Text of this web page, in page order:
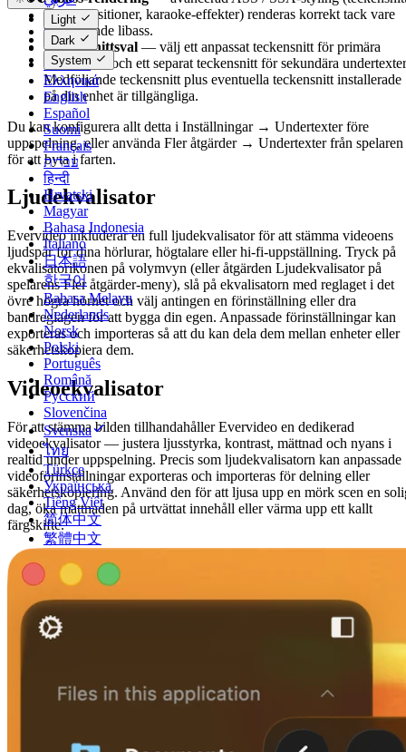
Català
Čeština
Dansk
Deutsch
Ελληνικά
English
Español
Suomi
Français
עברית
हिन्दी
Hrvatski
Magyar
Bahasa Indonesia
Italiano
日本語
한국어
Bahasa Melayu
Nederlands
Norsk
Polski
Português
Română
Русский
Slovenčina
Svenska
ไทย
Türkçe
Українська
Tiếng Việt
简体中文
繁體中文
Light
Dark
System
färger, positioner, karaoke-effekter) renderas korrekt tack vare
medföljande libass.
Teckensnittsval — välj ett anpassat teckensnitt för primära
undertexter och ett separat teckensnitt för sekundära
Medföljande teckensnitt plus eventuella teckensnitt installerade
på din enhet är tillgängliga.
Du kan konfigurera allt detta i Inställningar → Undertexter före
uppspelning, eller använda Fler åtgärder → Undertexter från spelaren
för att byta i farten.
Ljudekvalisator
Evervideo inkluderar en full ljudekvalisator för att stämma videoens
ljudspår för dina hörlurar, högtalare eller hi-fi-uppställning. Tryck på
ekvalisatorikonen på volymvyn (eller åtgärden Ljudekvalisator på
spelarens Fler åtgärder-meny), slå på ekvalisatorn med reglaget i det
övre högra hörnet och välj antingen en förinställning eller dra
bandreglagen för att bygga din egen. Anpassade förinställningar kan
exporteras och importeras så att du kan dela dem mellan enheter eller
säkerhetskopiera dem.
Videoekvalisator
För att stämma bilden tillhandahåller Evervideo en dedikerad
videoekvalisator — justera ljusstyrka, kontrast, mättnad och nyans i
realtid under uppspelning. Precis som ljudekvalisatorn kan anpassade
videoförinställningar exporteras och importeras för delning eller
säkerhetskopiering. Använd den för att ljusa upp en mörk scen en
dag, öka mättnaden på urtvättat innehåll eller värma upp ett kallt
färgskifte.